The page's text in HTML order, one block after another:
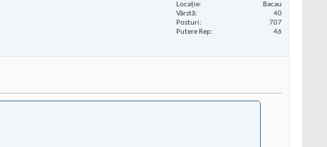
Locaţie
Bacau
Vârstă
40
Posturi
707
Putere Rep
46